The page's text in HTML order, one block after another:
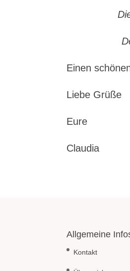
Einen
Liebe Grüße
Eure
Claudia
Allgemeine
Kontakt